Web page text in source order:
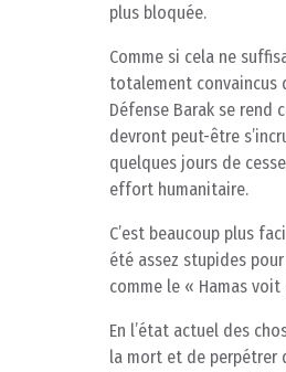
plus bloquée.
Comme si cela ne
totalement convaincus
Défense Barak se rend
devront peut-être
quelques jours de
effort humanitaire.
C’est beaucoup plus
été assez stupides
comme le « Hamas
En l’état actuel des
la mort et de perpétrer